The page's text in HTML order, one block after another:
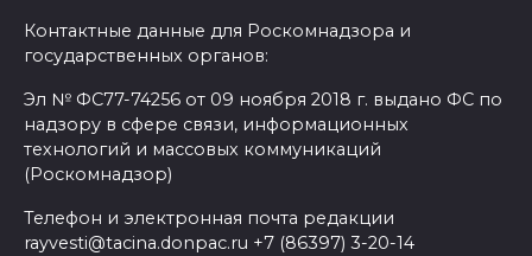
Контактные данные для Роскомнадзора и
государственных органов:
Эл № ФС77-74256 от 09 ноября 2018 г. выдано ФС по
надзору в сфере связи, информационных
технологий и массовых коммуникаций
(Роскомнадзор)
Телефон и электронная почта редакции
rayvesti@tacina.donpac.ru +7 (86397) 3-20-14